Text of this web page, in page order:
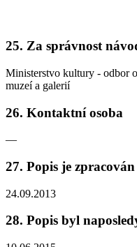
25. Za správnost
Ministerstvo kultury - odbor
muzeí a galerií
26. Kontaktní osoba
—
27. Popis je
24.09.2013
28. Popis byl